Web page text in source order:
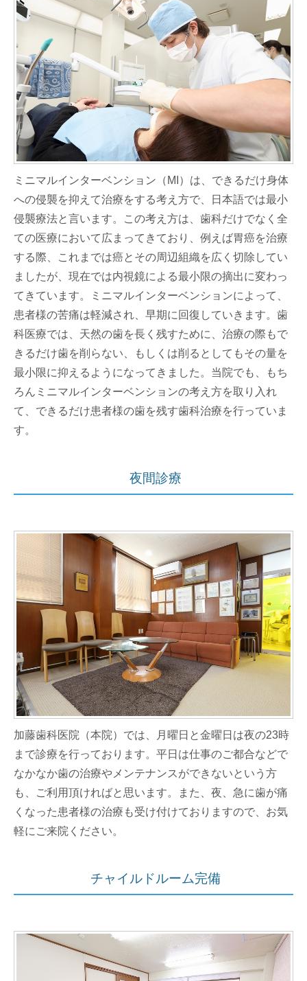
ミニマルインターベンション（MI）は、できるだけ身体
への侵襲を抑えて治療をする考え方で、日本語では最小
侵襲療法と言います。この考え方は、歯科だけでなく全
ての医療において広まってきており、例えば胃癌を治療
する際、これまでは癌とその周辺組織を広く切除してい
ましたが、現在では内視鏡による最小限の摘出に変わっ
てきています。ミニマルインターベンションによって、
患者様の苦痛は軽減され、早期に回復していきます。歯
科医療では、天然の歯を長く残すために、治療の際もで
きるだけ歯を削らない、もしくは削るとしてもその量を
最小限に抑えるようになってきました。当院でも、もち
ろんミニマルインターベンションの考え方を取り入れ
て、できるだけ患者様の歯を残す歯科治療を行っていま
す。
夜間診療
加藤歯科医院（本院）では、月曜日と金曜日は夜の23時
まで診療を行っております。平日は仕事のご都合などで
なかなか歯の治療やメンテナンスができないという方
も、ご利用頂ければと思います。また、夜、急に歯が痛
くなった患者様の治療も受け付けておりますので、お気
軽にご来院ください。
チャイルドルーム完備